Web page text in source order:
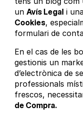
unAvís Legal i
Cookies,
formulari de
En el cas de les
gestionis un
d’electrònica de
professionals
frescos,
de Compra.